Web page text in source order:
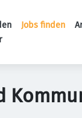
Jobs finden